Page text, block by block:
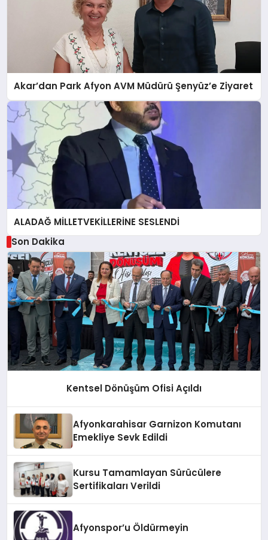
Akar’dan Park Afyon AVM Müdürü Şenyüz’e Ziyaret
ALADAĞ MİLLETVEKİLLERİNE SESLENDİ
Son Dakika
Kentsel Dönüşüm Ofisi Açıldı
Afyonkarahisar Garnizon Komutanı
Emekliye Sevk Edildi
Kursu Tamamlayan Sürücülere
Sertifikaları Verildi
Afyonspor’u Öldürmeyin